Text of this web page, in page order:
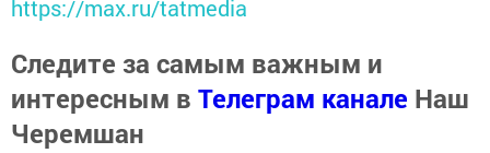
https://max.ru/tatmedia
Следите за самым важным и
интересным в Телеграм канале Наш
Черемшан